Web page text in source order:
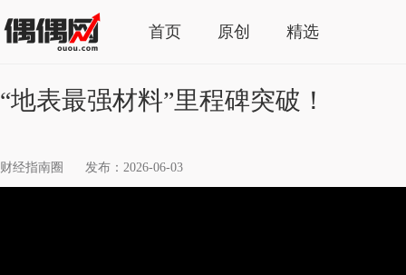
首页 原创 精选
“地表最强材料”里程碑突破！
财经指南圈 发布：2026-06-03